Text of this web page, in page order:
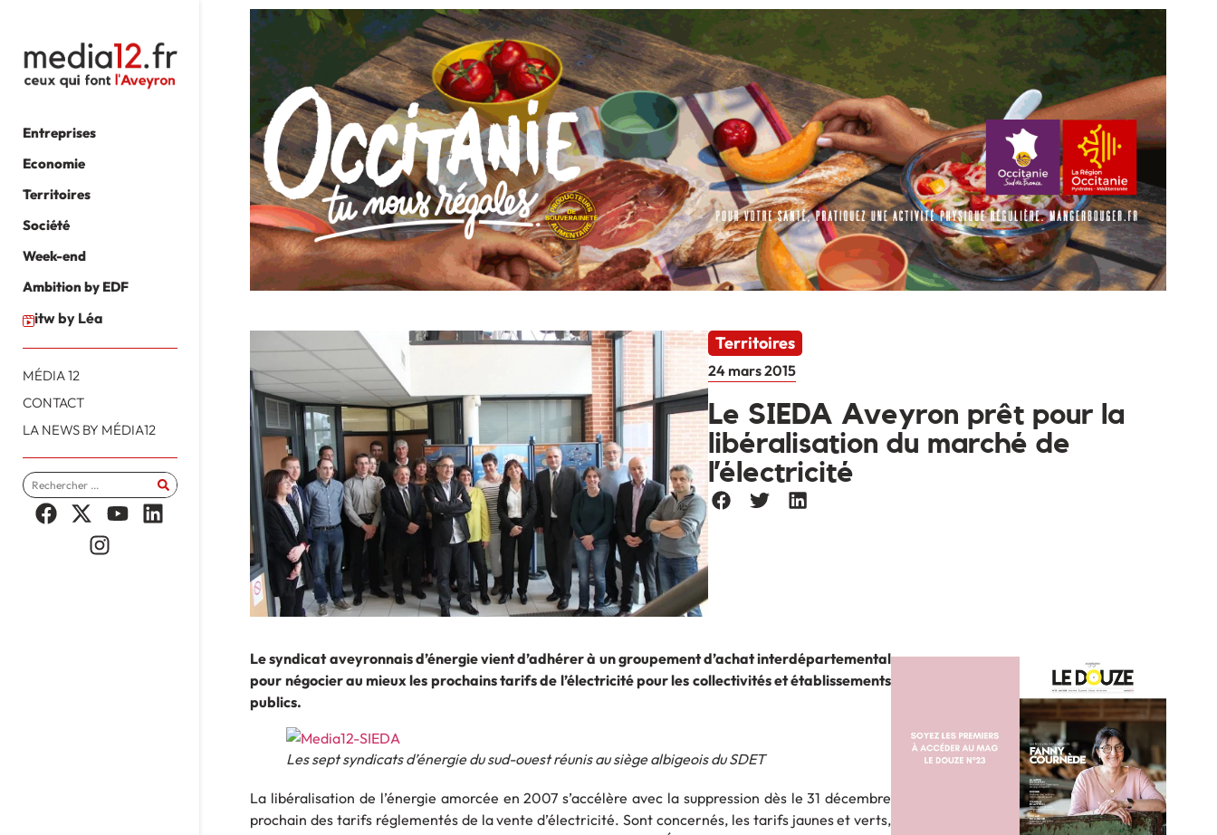
Entreprises
Economie
Territoires
Société
Week-end
Ambition by EDF
itw by Léa
MÉDIA 12
CONTACT
LA NEWS BY MÉDIA12
Territoires
24 mars 2015
Le SIEDA Aveyron prêt pour la
libéralisation du marché de
l’électricité
Le syndicat aveyronnais d’énergie vient d’adhérer à un groupement d’achat interdépartemental
pour négocier au mieux les prochains tarifs de l’électricité pour les collectivités et établissements
publics.
Les sept syndicats d’énergie du sud-ouest réunis au siège albigeois du SDET
La libéralisation de l’énergie amorcée en 2007 s’accélère avec la suppression dès le 31 décembre
prochain des tarifs réglementés de la vente d’électricité. Sont concernés, les tarifs jaunes et verts,